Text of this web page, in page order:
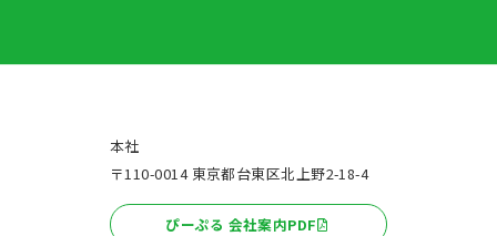
本社
〒110-0014 東京都台東区北上野2-18-4
ぴーぷる 会社案内PDF